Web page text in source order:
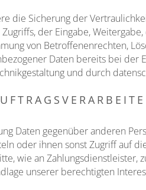
die Sicherung der
der Eingabe,
von Betroffenenrechten,
Daten bereits bei der
und durch
Daten gegenüber anderen
oder ihnen sonst Zugriff auf
wie an
unserer berechtigten